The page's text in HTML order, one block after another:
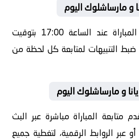
و مارساشلوك اليوم
لراحة المتابعين، تبدأ المباراة عند الساعة 17:00 بتوقيت
ضبط التنبيهات لمتابعة كل لحظة من
و مارساشلوك اليوم
متابعة المباراة مباشرة عبر البث
عبر الروابط الرقمية، لتغطية جميع